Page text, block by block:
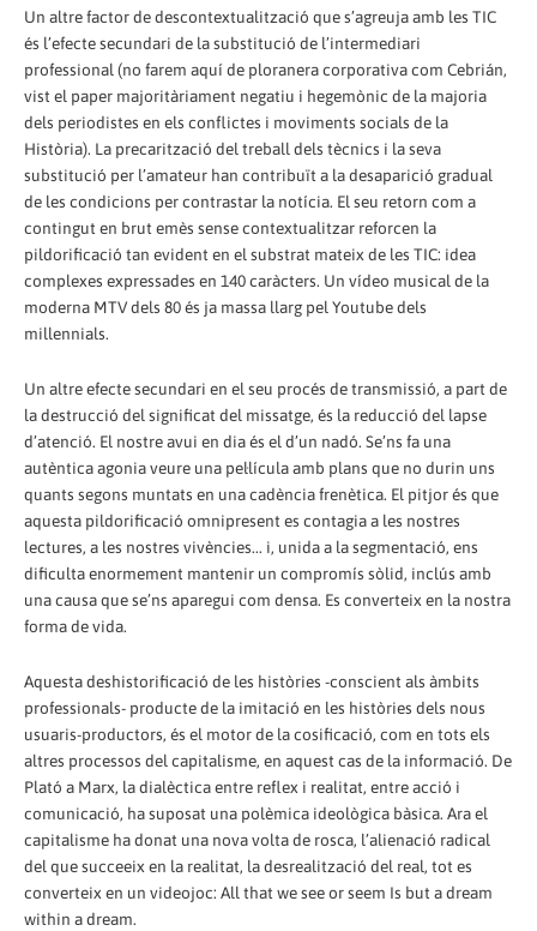
Un altre factor de descontextualització que s’agreuja amb les TIC
és l’efecte secundari de la substitució de l’intermediari
professional (no farem aquí de ploranera corporativa com Cebrián,
vist el paper majoritàriament negatiu i hegemònic de la majoria
dels periodistes en els conflictes i moviments socials de la
Història). La precarització del treball dels tècnics i la seva
substitució per l’amateur han contribuït a la desaparició gradual
de les condicions per contrastar la notícia. El seu retorn com a
contingut en brut emès sense contextualitzar reforcen la
pildorificació tan evident en el substrat mateix de les TIC: idea
complexes expressades en 140 caràcters. Un vídeo musical de la
moderna MTV dels 80 és ja massa llarg pel Youtube dels
millennials.
Un altre efecte secundari en el seu procés de transmissió, a part de
la destrucció del significat del missatge, és la reducció del lapse
d’atenció. El nostre avui en dia és el d’un nadó. Se’ns fa una
autèntica agonia veure una pel·lícula amb plans que no durin uns
quants segons muntats en una cadència frenètica. El pitjor és que
aquesta pildorificació omnipresent es contagia a les nostres
lectures, a les nostres vivències... i, unida a la segmentació, ens
dificulta enormement mantenir un compromís sòlid, inclús amb
una causa que se’ns aparegui com densa. Es converteix en la nostra
forma de vida.
Aquesta deshistorificació de les històries -conscient als àmbits
professionals- producte de la imitació en les històries dels nous
usuaris-productors, és el motor de la cosificació, com en tots els
altres processos del capitalisme, en aquest cas de la informació. De
Plató a Marx, la dialèctica entre reflex i realitat, entre acció i
comunicació, ha suposat una polèmica ideològica bàsica. Ara el
capitalisme ha donat una nova volta de rosca, l’alienació radical
del que succeeix en la realitat, la desrealització del real, tot es
converteix en un videojoc: All that we see or seem Is but a dream
within a dream.